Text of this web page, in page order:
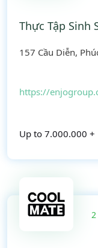
Thực Tập Sinh
157 Cầu Diễn,
https://
Up to 7.000.000 +